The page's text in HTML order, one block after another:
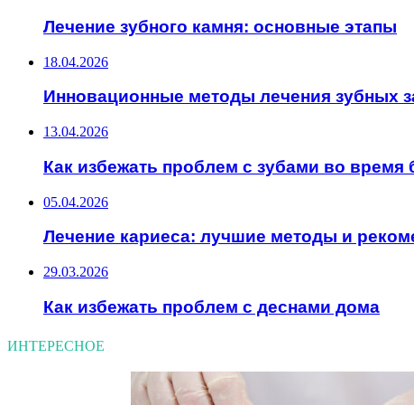
Лечение зубного камня: основные этапы
18.04.2026
Инновационные методы лечения зубных
13.04.2026
Как избежать проблем с зубами во время
05.04.2026
Лечение кариеса: лучшие методы и
29.03.2026
Как избежать проблем с деснами дома
ИНТЕРЕСНОЕ